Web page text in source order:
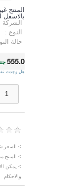
المنتج
بالاسفل
الشركة
النوع :
حالة
555.0
هل وجدت
> السعر
> المنتج
والاحكام